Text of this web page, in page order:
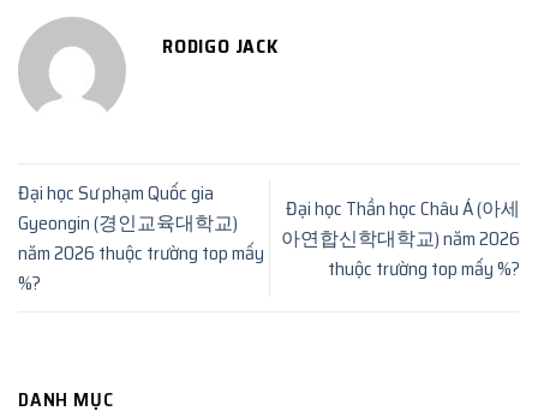
RODIGO JACK
Đại học Sư phạm Quốc gia
Gyeongin (경인교육대학교)
năm 2026 thuộc trường top mấy
%?
Đại học Thần học Châu Á (아세
아연합신학대학교) năm 2026
thuộc trường top mấy %?
DANH MỤC